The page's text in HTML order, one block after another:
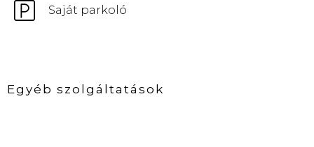
Saját parkoló
Egyéb szolgáltatások